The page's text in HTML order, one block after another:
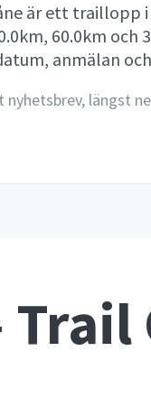
är ett traillopp
60.0km
anmälan och
nyhetsbrev, längst